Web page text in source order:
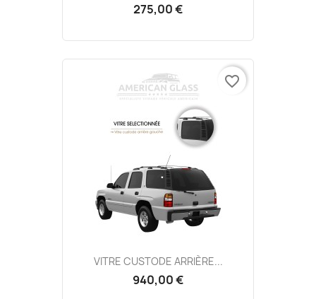
275,00 €
VITRE CUSTODE ARRIÈRE...
940,00 €
favorite_border